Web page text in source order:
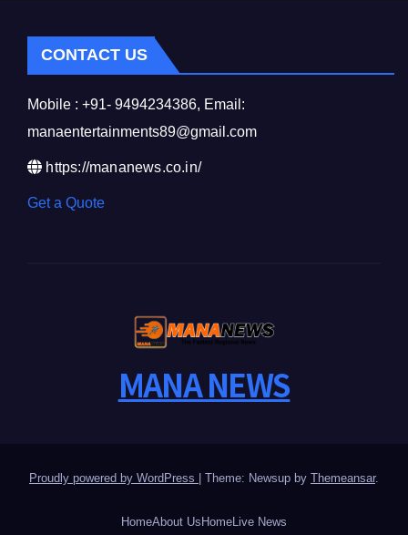
CONTACT US
Mobile : +91- 9494234386, Email:
manaentertainments89@gmail.com
https://mananews.co.in/
Get a Quote
MANA NEWS
Proudly powered by WordPress | Theme: Newsup by Themeansar.
HomeAbout Us HomeLive News